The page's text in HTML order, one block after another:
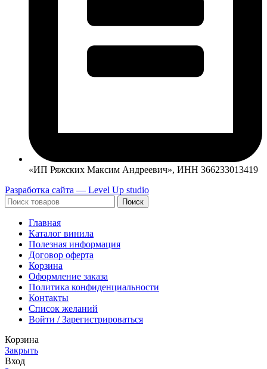
«ИП Ряжских Максим Андреевич», ИНН 366233013419
Разработка сайта — Level Up studio
Поиск
Главная
Каталог винила
Полезная информация
Договор оферта
Корзина
Оформление заказа
Политика конфиденциальности
Контакты
Список желаний
Войти / Зарегистрироваться
Корзина
Закрыть
Вход